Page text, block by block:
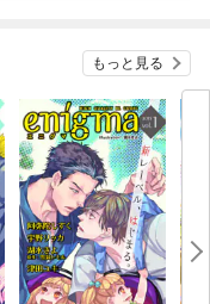
もっと見る